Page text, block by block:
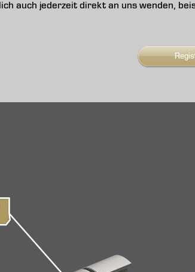
auch jederzeit direkt an uns wenden,